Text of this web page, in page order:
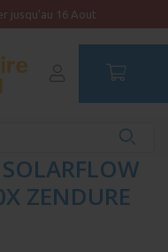
jusqu'au 16 Aout
ZENDURE